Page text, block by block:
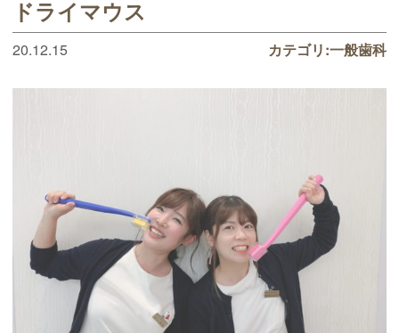
ドライマウス
20.12.15 カテゴリ:一般歯科